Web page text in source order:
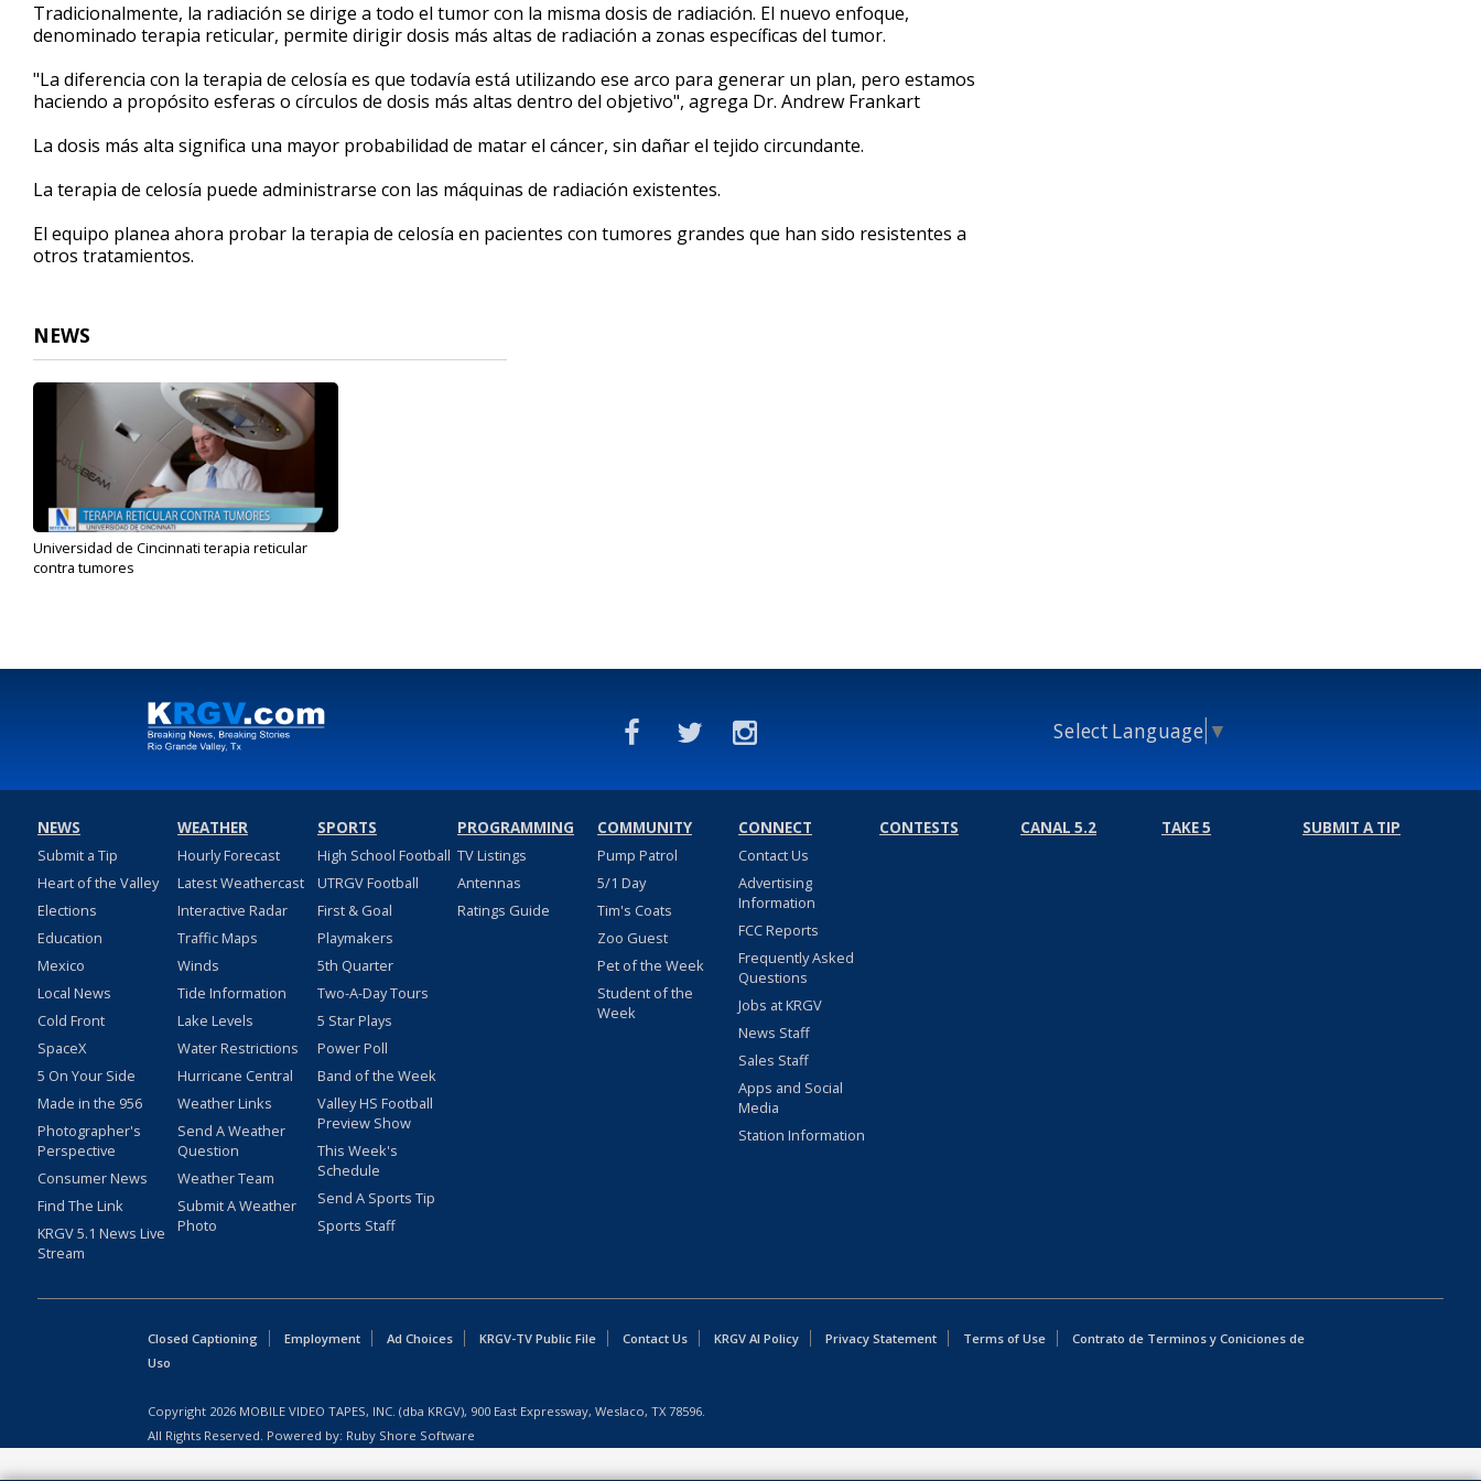
Tradicionalmente, la radiación se dirige a todo el tumor con la misma dosis de radiación. El nuevo enfoque,
denominado terapia reticular, permite dirigir dosis más altas de radiación a zonas específicas del tumor.
"La diferencia con la terapia de celosía es que todavía está utilizando ese arco para generar un plan, pero estamos
haciendo a propósito esferas o círculos de dosis más altas dentro del objetivo", agrega Dr. Andrew Frankart
La dosis más alta significa una mayor probabilidad de matar el cáncer, sin dañar el tejido circundante.
La terapia de celosía puede administrarse con las máquinas de radiación existentes.
El equipo planea ahora probar la terapia de celosía en pacientes con tumores grandes que han sido resistentes a
otros tratamientos.
NEWS
Universidad de Cincinnati terapia reticular
contra tumores
Select Language ▼
NEWS
Submit a Tip
Heart of the Valley
Elections
Education
Mexico
Local News
Cold Front
SpaceX
5 On Your Side
Made in the 956
Photographer's
Perspective
Consumer News
Find The Link
KRGV 5.1 News Live
Stream
WEATHER
Hourly Forecast
Latest Weathercast
Interactive Radar
Traffic Maps
Winds
Tide Information
Lake Levels
Water Restrictions
Hurricane Central
Weather Links
Send A Weather
Question
Weather Team
Submit A Weather
Photo
SPORTS
High School Football
UTRGV Football
First & Goal
Playmakers
5th Quarter
Two-A-Day Tours
5 Star Plays
Power Poll
Band of the Week
Valley HS Football
Preview Show
This Week's
Schedule
Send A Sports Tip
Sports Staff
PROGRAMMING
TV Listings
Antennas
Ratings Guide
COMMUNITY
Pump Patrol
5/1 Day
Tim's Coats
Zoo Guest
Pet of the Week
Student of the
Week
CONNECT
Contact Us
Advertising
Information
FCC Reports
Frequently Asked
Questions
Jobs at KRGV
News Staff
Sales Staff
Apps and Social
Media
Station Information
CONTESTS CANAL 5.2 TAKE 5 SUBMIT A TIP
Closed Captioning Employment Ad Choices KRGV-TV Public File Contact Us KRGV AI Policy Privacy Statement Terms of Use
Contrato de Terminos y Coniciones de
Uso
Copyright 2026 MOBILE VIDEO TAPES, INC. (dba KRGV), 900 East Expressway, Weslaco, TX 78596.
All Rights Reserved. Powered by: Ruby Shore Software